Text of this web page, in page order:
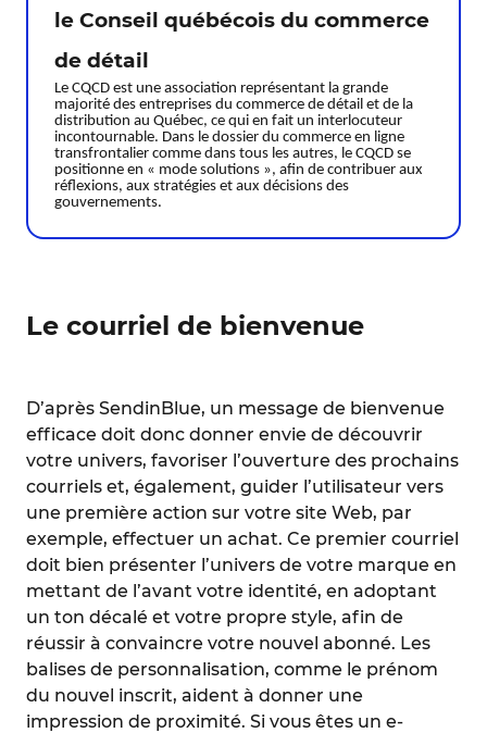
le Conseil québécois du commerce
de détail
Le CQCD est une association représentant la grande
majorité des entreprises du commerce de détail et de la
distribution au Québec, ce qui en fait un interlocuteur
incontournable. Dans le dossier du commerce en ligne
transfrontalier comme dans tous les autres, le CQCD se
positionne en « mode solutions », afin de contribuer aux
réflexions, aux stratégies et aux décisions des
gouvernements.
Le courriel de bienvenue
D’après SendinBlue, un message de bienvenue
efficace doit donc donner envie de découvrir
votre univers, favoriser l’ouverture des prochains
courriels et, également, guider l’utilisateur vers
une première action sur votre site Web, par
exemple, effectuer un achat. Ce premier courriel
doit bien présenter l’univers de votre marque en
mettant de l’avant votre identité, en adoptant
un ton décalé et votre propre style, afin de
réussir à convaincre votre nouvel abonné. Les
balises de personnalisation, comme le prénom
du nouvel inscrit, aident à donner une
impression de proximité. Si vous êtes un e-